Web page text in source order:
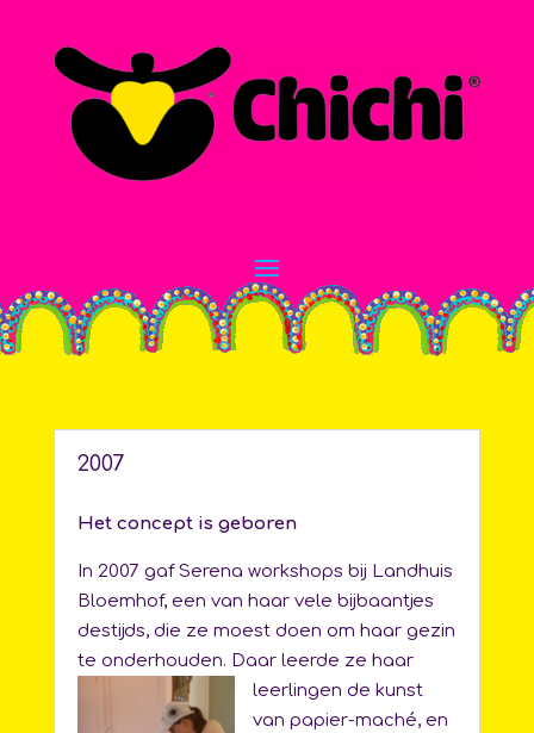
2007
Het concept is geboren
In 2007 gaf Serena workshops bij Landhuis
Bloemhof, een van haar vele bijbaantjes
destijds, die ze moest doen om haar gezin
te onderhouden. Daar leerde ze haar
leerlingen de kunst
van papier-maché, en